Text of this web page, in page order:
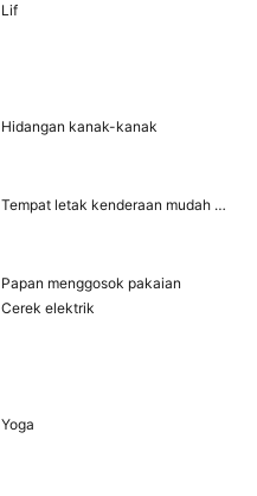
Lif
Hidangan kanak-kanak
Tempat letak kenderaan mudah diakses
Papan menggosok pakaian
Cerek elektrik
Yoga